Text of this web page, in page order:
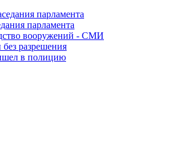
парламента
вооружений - СМИ
разрешения
в полицию